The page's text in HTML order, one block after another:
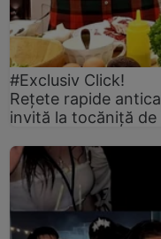
#Exclusiv Click!
Rețete rapide
invită la tocăniță de